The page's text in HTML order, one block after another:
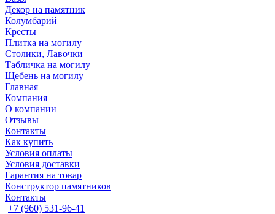
Декор на памятник
Колумбарий
Кресты
Плитка на могилу
Столики, Лавочки
Табличка на могилу
Щебень на могилу
Главная
Компания
О компании
Отзывы
Контакты
Как купить
Условия оплаты
Условия доставки
Гарантия на товар
Конструктор памятников
Контакты
+7 (960) 531-96-41